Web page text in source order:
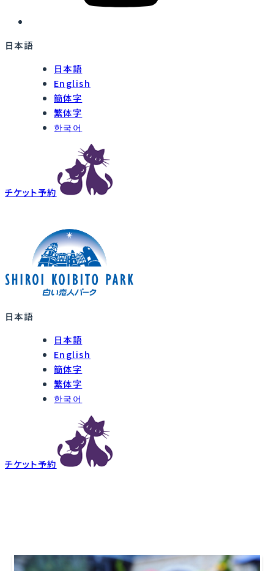
日本語
日本語
English
簡体字
繁体字
한국어
チケット予約
日本語
日本語
English
簡体字
繁体字
한국어
チケット予約